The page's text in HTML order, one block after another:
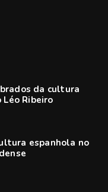
da cultura
Ribeiro
espanhola no